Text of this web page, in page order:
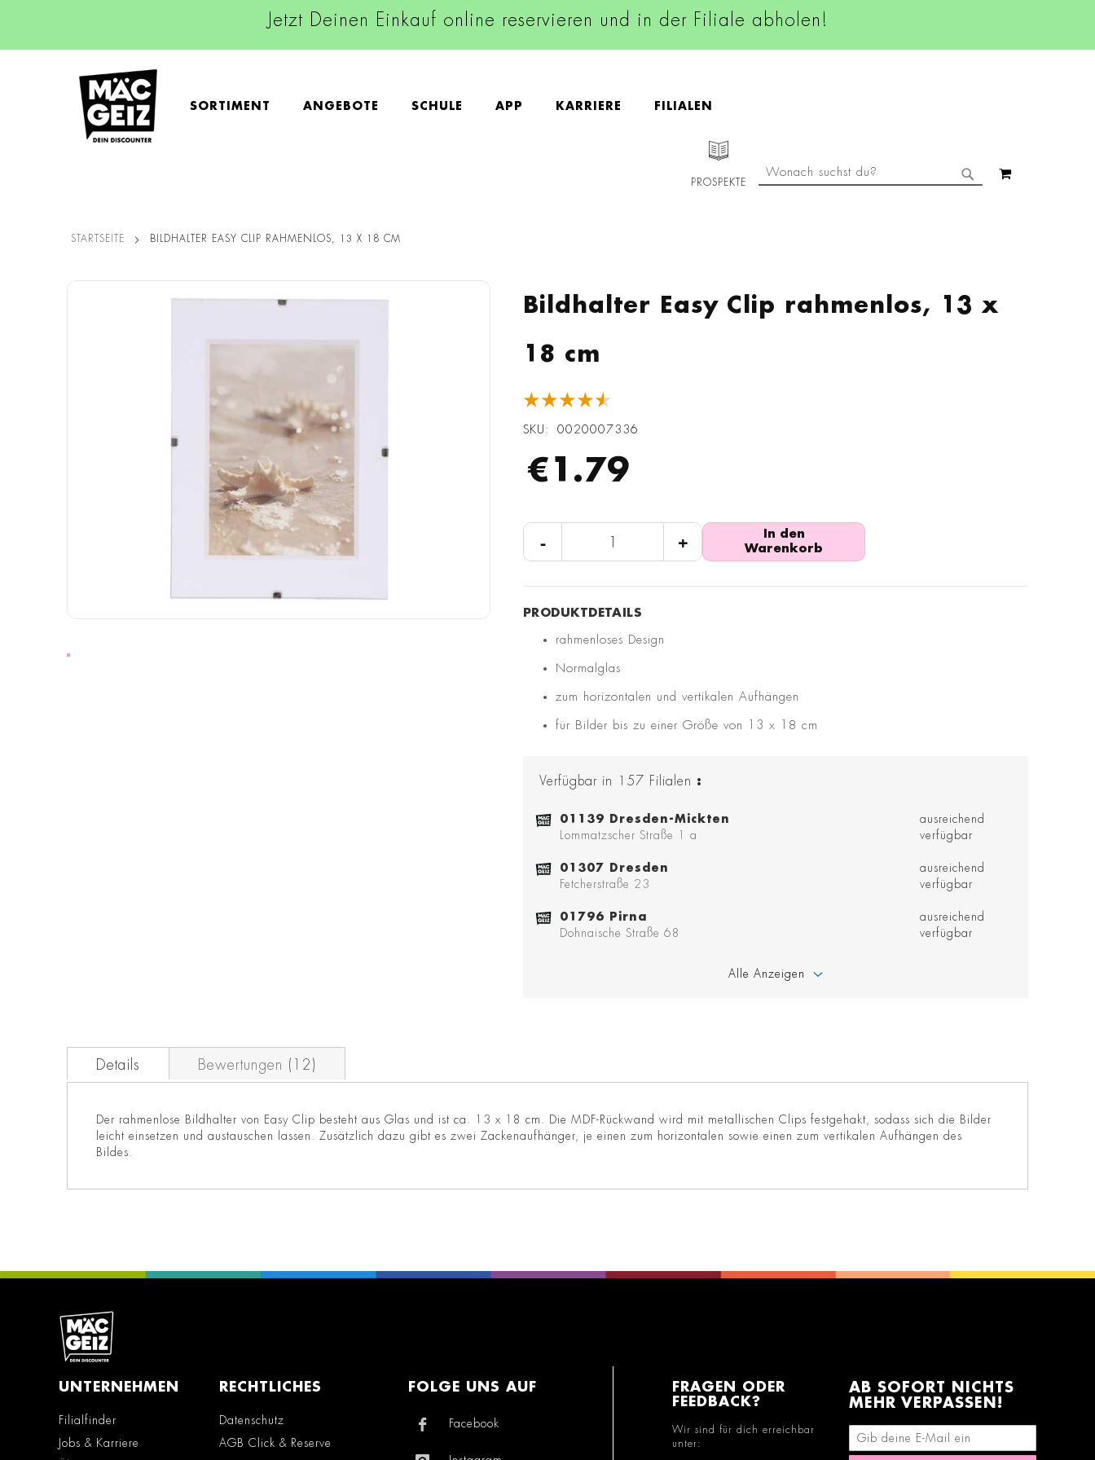
Jetzt Deinen Einkauf online reservieren und in der Filiale abholen!
SORTIMENT ANGEBOTE SCHULE APP KARRIERE FILIALEN
PROSPEKTE
SUCHE
STARTSEITE BILDHALTER EASY CLIP RAHMENLOS, 13 X 18 CM
Bildhalter Easy Clip rahmenlos, 13 x
18 cm
★★★★★
SKU 0020007336
€1.79
- +
In den
Warenkorb
rahmenloses Design
Normalglas
zum horizontalen und vertikalen Aufhängen
für Bilder bis zu einer Größe von 13 x 18 cm
Verfügbar in 157 Filialen :
01139 Dresden-Mickten
Lommatzscher Straße 1 a
ausreichend
verfügbar
01307 Dresden
Fetcherstraße 23
ausreichend
verfügbar
01796 Pirna
Dohnaische Straße 68
ausreichend
verfügbar
Alle Anzeigen
Zum
Details
Der rahmenlose Bildhalter von Easy Clip besteht aus Glas und ist ca. 13 x 18 cm. Die MDF-Rückwand wird mit metallischen Clips festgehakt, sodass sich die Bilder
leicht einsetzen und austauschen lassen. Zusätzlich dazu gibt es zwei Zackenaufhänger, je einen zum horizontalen sowie einen zum vertikalen Aufhängen des
Bildes.
Bewertungen 12
UNTERNEHMEN
Filialfinder
Jobs & Karriere
RECHTLICHES
Datenschutz
AGB Click & Reserve
FOLGE UNS AUF
Facebook
FRAGEN ODER
FEEDBACK?
Wir sind für dich erreichbar
unter:
AB SOFORT NICHTS
MEHR VERPASSEN!
E-Mail-Adresse eingeben